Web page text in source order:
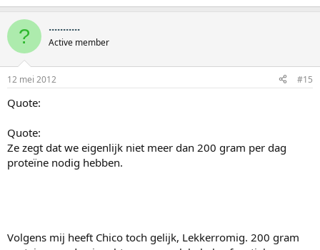
? ...........
Active member
12 mei 2012 #15
Quote:
Quote:
Ze zegt dat we eigenlijk niet meer dan 200 gram per dag
proteïne nodig hebben.
Volgens mij heeft Chico toch gelijk, Lekkerromig. 200 gram